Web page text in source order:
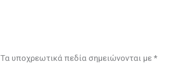
Τα υποχρεωτικά πεδία σημειώνονται με *